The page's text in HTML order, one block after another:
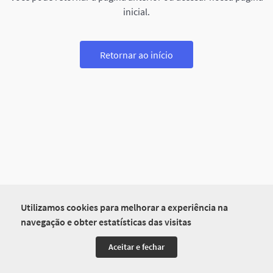
Utilizamos cookies para melhorar a experiência na
navegação e obter estatísticas das visitas
Aceitar e fechar
inicial.
Retornar ao início